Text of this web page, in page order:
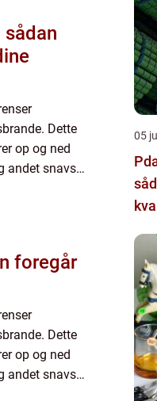
Dette
op og ned
andet snavs,
Dette
op og ned
andet snavs,
05